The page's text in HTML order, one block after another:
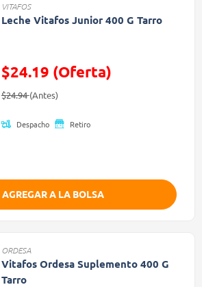
VITAFOS
Leche Vitafos Junior 400 G Tarro
$24.19 (Oferta)
Precio reducido de
$24.94(Antes)(Oferta)
Despacho Retiro
AGREGAR A LA BOLSA
ORDESA
Vitafos Ordesa Suplemento 400 G
Tarro